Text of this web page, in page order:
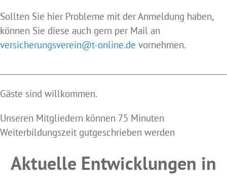
Sollten Sie hier Probleme mit der Anmeldung haben,
können Sie diese auch gern per Mail an
versicherungsverein@t-online.de vornehmen.
Gäste sind willkommen.
Unseren Mitgliedern können 75 Minuten
Weiterbildungszeit gutgeschrieben werden
Aktuelle Entwicklungen in